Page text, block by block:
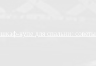
купе для спальни: советы